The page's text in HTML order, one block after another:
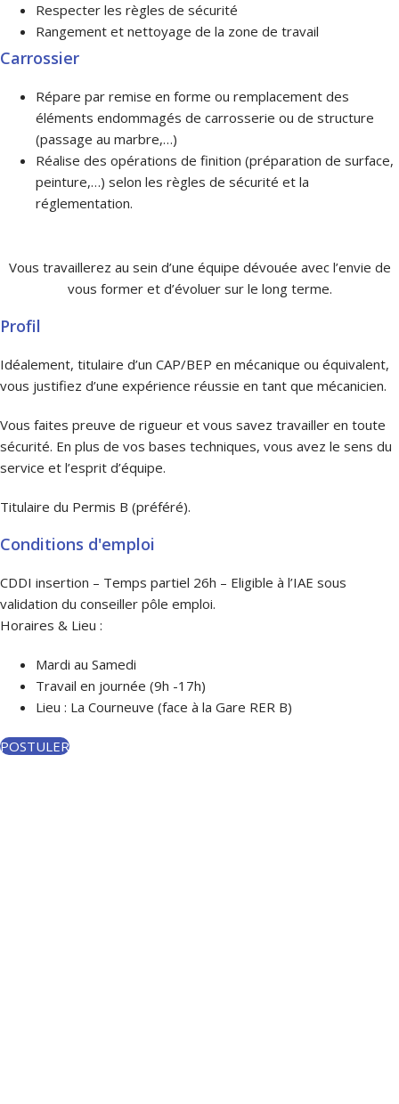
Respecter les règles de sécurité
Rangement et nettoyage de la zone de travail
Carrossier
Répare par remise en forme ou remplacement des
éléments endommagés de carrosserie ou de structure
(passage au marbre,…)
Réalise des opérations de finition (préparation de surface,
peinture,…) selon les règles de sécurité et la
réglementation.
Vous travaillerez au sein d’une équipe dévouée avec l’envie de
vous former et d’évoluer sur le long terme.
Profil
Idéalement, titulaire d’un CAP/BEP en mécanique ou équivalent,
vous justifiez d’une expérience réussie en tant que mécanicien.
Vous faites preuve de rigueur et vous savez travailler en toute
sécurité. En plus de vos bases techniques, vous avez le sens du
service et l’esprit d’équipe.
Titulaire du Permis B (préféré).
Conditions d'emploi
CDDI insertion – Temps partiel 26h – Eligible à l’IAE sous
validation du conseiller pôle emploi.
Horaires & Lieu :
Mardi au Samedi
Travail en journée (9h -17h)
Lieu : La Courneuve (face à la Gare RER B)
POSTULER